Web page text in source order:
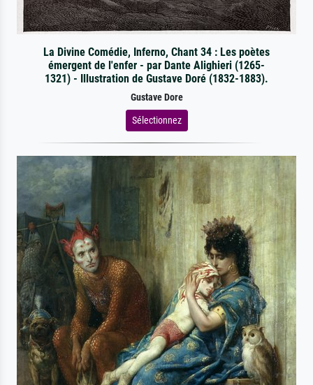
La Divine Comédie, Inferno, Chant 34 : Les poètes
émergent de l'enfer - par Dante Alighieri (1265-
1321) - Illustration de Gustave Doré (1832-1883).
Gustave Dore
Sélectionnez